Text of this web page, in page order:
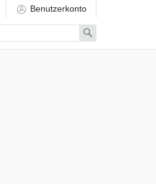
Benutzerkonto
Search